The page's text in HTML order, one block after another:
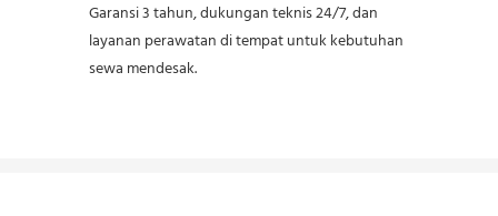
Garansi 3 tahun, dukungan teknis 24/7, dan
layanan perawatan di tempat untuk kebutuhan
sewa mendesak.